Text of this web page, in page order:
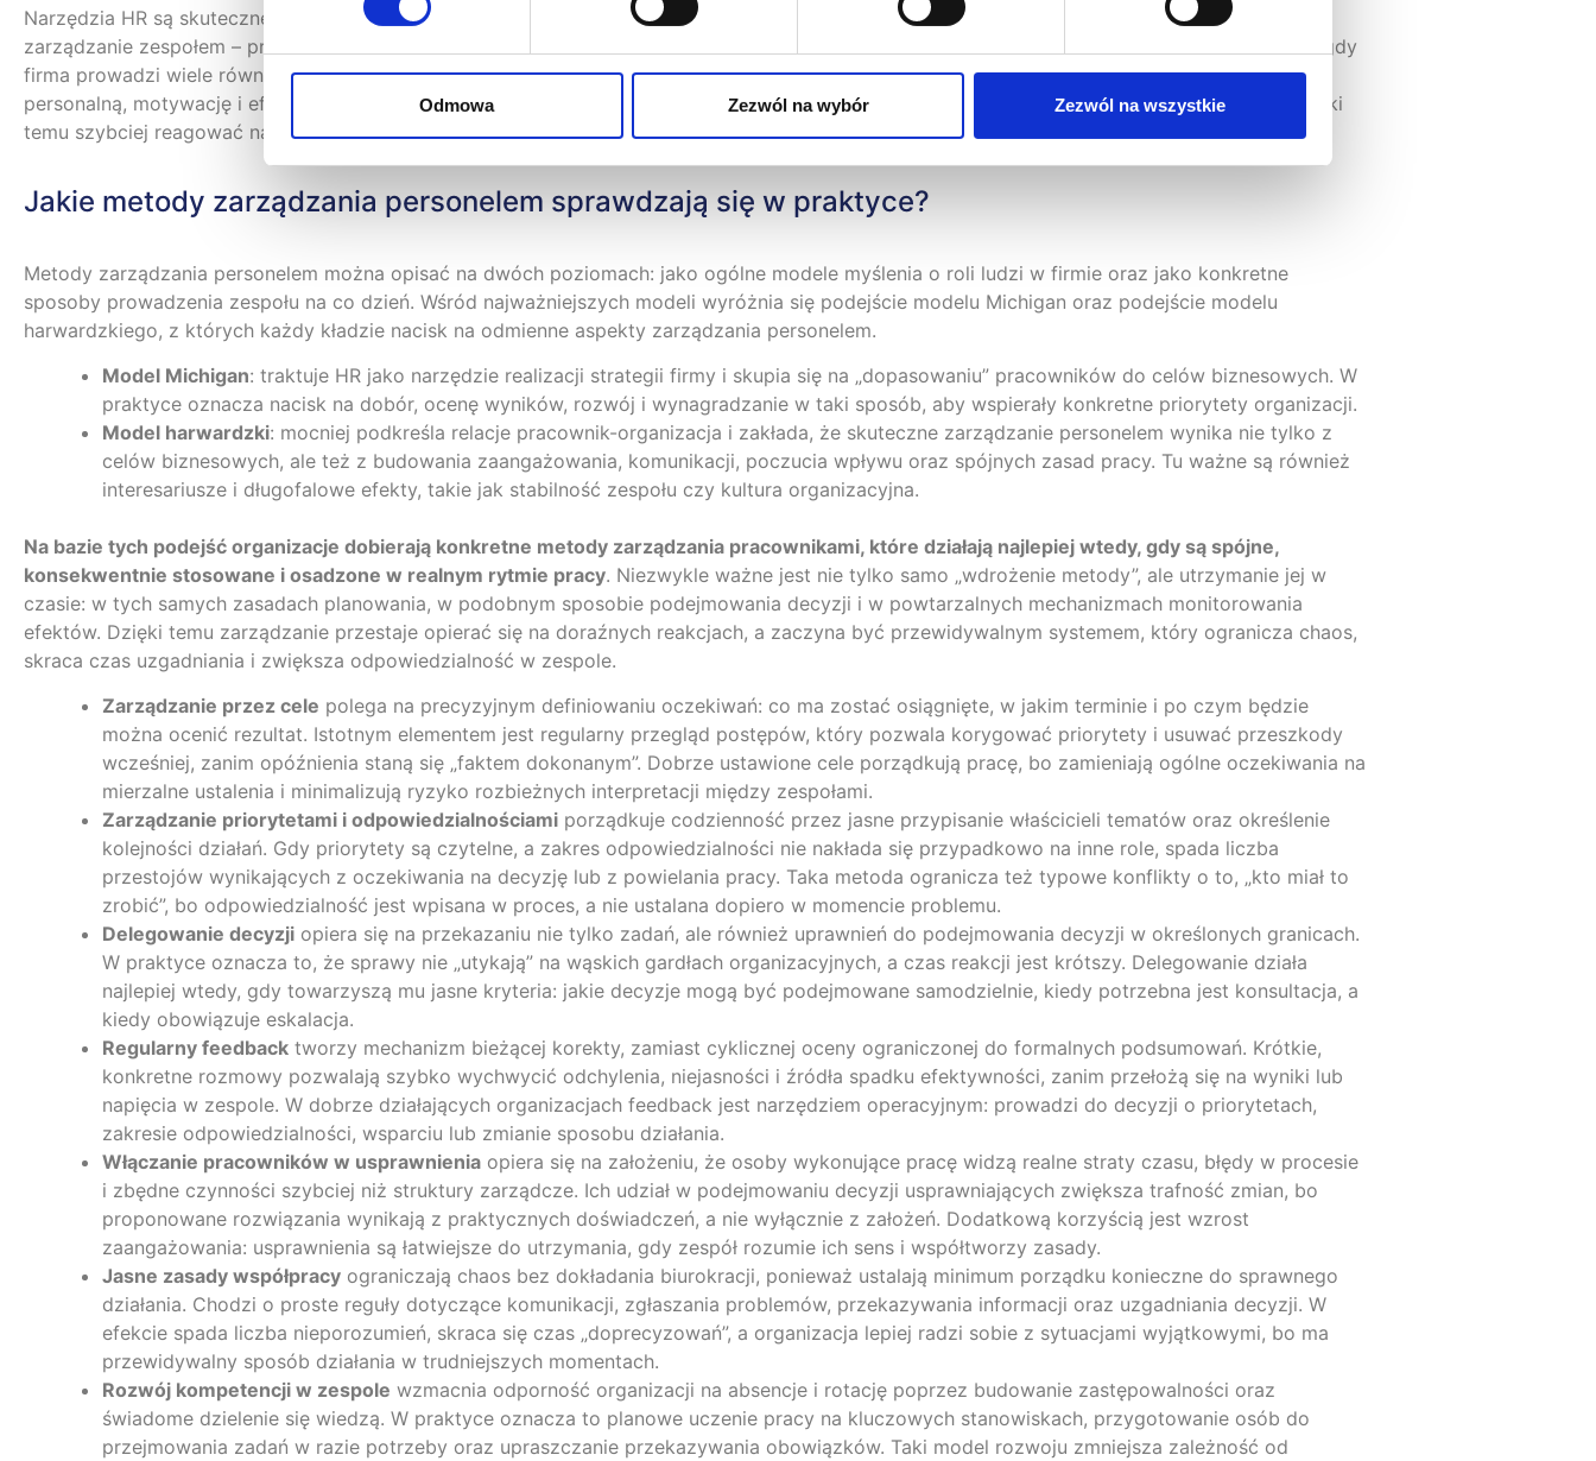
Odmowa Zezwól na wybór Zezwól na wszystkie
Narzędzia HR są skuteczne wtedy, gdy wspierają konkretny proces, a nie tylko „digitalizują chaos”. Na rynku jest wiele platform ułatwiających
zarządzanie zespołem – przykładem może być XPRIMER, wspierający Wybór narzędzia wspomagającego komunikację jest szczególnie istotny, gdy
firma prowadzi wiele równoległych projektów i potrzebuje szybkiego obiegu informacji oraz decyzji. Nowe technologie wpływają na strategię
personalną, motywację i efektywność organizacji, bo pozwalają łączyć dane o czasie pracy, absencjach, wynikach i obciążeniu zespołów, a dzięki
temu szybciej reagować na ryzyka, zanim przerodzą się w straty.
Jakie metody zarządzania personelem sprawdzają się w praktyce?
Metody zarządzania personelem można opisać na dwóch poziomach: jako ogólne modele myślenia o roli ludzi w firmie oraz jako konkretne
sposoby prowadzenia zespołu na co dzień. Wśród najważniejszych modeli wyróżnia się podejście modelu Michigan oraz podejście modelu
harwardzkiego, z których każdy kładzie nacisk na odmienne aspekty zarządzania personelem.
Model Michigan: traktuje HR jako narzędzie realizacji strategii firmy i skupia się na „dopasowaniu” pracowników do celów biznesowych. W
praktyce oznacza nacisk na dobór, ocenę wyników, rozwój i wynagradzanie w taki sposób, aby wspierały konkretne priorytety organizacji.
Model harwardzki: mocniej podkreśla relacje pracownik-organizacja i zakłada, że skuteczne zarządzanie personelem wynika nie tylko z
celów biznesowych, ale też z budowania zaangażowania, komunikacji, poczucia wpływu oraz spójnych zasad pracy. Tu ważne są również
interesariusze i długofalowe efekty, takie jak stabilność zespołu czy kultura organizacyjna.
Na bazie tych podejść organizacje dobierają konkretne metody zarządzania pracownikami, które działają najlepiej wtedy, gdy są spójne,
konsekwentnie stosowane i osadzone w realnym rytmie pracy. Niezwykle ważne jest nie tylko samo „wdrożenie metody”, ale utrzymanie jej w
czasie: w tych samych zasadach planowania, w podobnym sposobie podejmowania decyzji i w powtarzalnych mechanizmach monitorowania
efektów. Dzięki temu zarządzanie przestaje opierać się na doraźnych reakcjach, a zaczyna być przewidywalnym systemem, który ogranicza chaos,
skraca czas uzgadniania i zwiększa odpowiedzialność w zespole.
Zarządzanie przez cele polega na precyzyjnym definiowaniu oczekiwań: co ma zostać osiągnięte, w jakim terminie i po czym będzie
można ocenić rezultat. Istotnym elementem jest regularny przegląd postępów, który pozwala korygować priorytety i usuwać przeszkody
wcześniej, zanim opóźnienia staną się „faktem dokonanym”. Dobrze ustawione cele porządkują pracę, bo zamieniają ogólne oczekiwania na
mierzalne ustalenia i minimalizują ryzyko rozbieżnych interpretacji między zespołami.
Zarządzanie priorytetami i odpowiedzialnościami porządkuje codzienność przez jasne przypisanie właścicieli tematów oraz określenie
kolejności działań. Gdy priorytety są czytelne, a zakres odpowiedzialności nie nakłada się przypadkowo na inne role, spada liczba
przestojów wynikających z oczekiwania na decyzję lub z powielania pracy. Taka metoda ogranicza też typowe konflikty o to, „kto miał to
zrobić”, bo odpowiedzialność jest wpisana w proces, a nie ustalana dopiero w momencie problemu.
Delegowanie decyzji opiera się na przekazaniu nie tylko zadań, ale również uprawnień do podejmowania decyzji w określonych granicach.
W praktyce oznacza to, że sprawy nie „utykają” na wąskich gardłach organizacyjnych, a czas reakcji jest krótszy. Delegowanie działa
najlepiej wtedy, gdy towarzyszą mu jasne kryteria: jakie decyzje mogą być podejmowane samodzielnie, kiedy potrzebna jest konsultacja, a
kiedy obowiązuje eskalacja.
Regularny feedback tworzy mechanizm bieżącej korekty, zamiast cyklicznej oceny ograniczonej do formalnych podsumowań. Krótkie,
konkretne rozmowy pozwalają szybko wychwycić odchylenia, niejasności i źródła spadku efektywności, zanim przełożą się na wyniki lub
napięcia w zespole. W dobrze działających organizacjach feedback jest narzędziem operacyjnym: prowadzi do decyzji o priorytetach,
zakresie odpowiedzialności, wsparciu lub zmianie sposobu działania.
Włączanie pracowników w usprawnienia opiera się na założeniu, że osoby wykonujące pracę widzą realne straty czasu, błędy w procesie
i zbędne czynności szybciej niż struktury zarządcze. Ich udział w podejmowaniu decyzji usprawniających zwiększa trafność zmian, bo
proponowane rozwiązania wynikają z praktycznych doświadczeń, a nie wyłącznie z założeń. Dodatkową korzyścią jest wzrost
zaangażowania: usprawnienia są łatwiejsze do utrzymania, gdy zespół rozumie ich sens i współtworzy zasady.
Jasne zasady współpracy ograniczają chaos bez dokładania biurokracji, ponieważ ustalają minimum porządku konieczne do sprawnego
działania. Chodzi o proste reguły dotyczące komunikacji, zgłaszania problemów, przekazywania informacji oraz uzgadniania decyzji. W
efekcie spada liczba nieporozumień, skraca się czas „doprecyzowań”, a organizacja lepiej radzi sobie z sytuacjami wyjątkowymi, bo ma
przewidywalny sposób działania w trudniejszych momentach.
Rozwój kompetencji w zespole wzmacnia odporność organizacji na absencje i rotację poprzez budowanie zastępowalności oraz
świadome dzielenie się wiedzą. W praktyce oznacza to planowe uczenie pracy na kluczowych stanowiskach, przygotowanie osób do
przejmowania zadań w razie potrzeby oraz upraszczanie przekazywania obowiązków. Taki model rozwoju zmniejsza zależność od